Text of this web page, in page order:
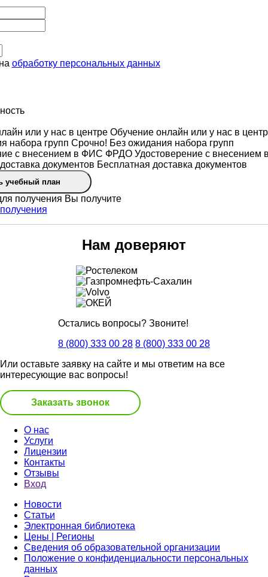
обработку персональных данных
Обучение онлайн или у нас в
Срочно! Без ожидания набора групп
Удостоверение с
Бесплатная доставка документов
учебный план
Вы получите
Нам доверяют
Остались вопросы? Звоните!
8 (800) 333 00 28 8 (800) 333 00 28
Или оставьте заявку на сайте и мы ответим на все
интересующие вас вопросы!
Заказать звонок
О нас
Услуги
Лицензии
Контакты
Отзывы
Вход
Новости
Статьи
Электронная библиотека
Цены | Регионы
Сведения об образовательной организации
Положение о конфиденциальности персональных
данных